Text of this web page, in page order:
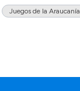
Juegos de la Araucanía